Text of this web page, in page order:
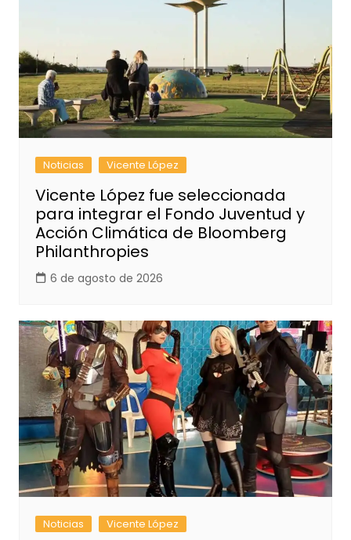
Noticias Vicente López
Vicente López fue seleccionada
para integrar el Fondo Juventud y
Acción Climática de Bloomberg
Philanthropies
6 de agosto de 2026
Noticias Vicente López